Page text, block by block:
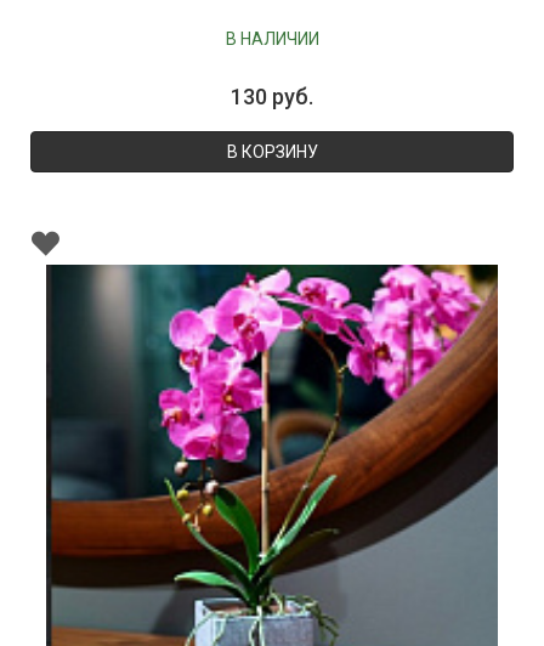
В НАЛИЧИИ
130 руб.
В КОРЗИНУ